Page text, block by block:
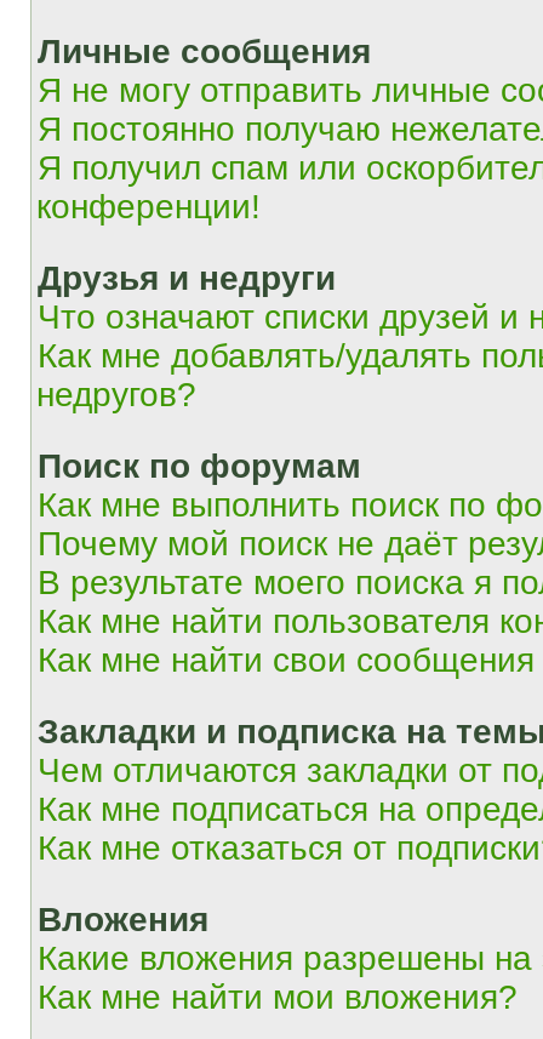
Личные сообщения
Я не могу отправить личные
Я постоянно получаю
Я получил спам или
конференции!
Друзья и недруги
Что означают списки друзей и
Как мне добавлять/удалять
недругов?
Поиск по форумам
Как мне выполнить поиск по
Почему мой поиск не даёт
В результате моего поиска я
Как мне найти пользователя
Как мне найти свои
Закладки и подписка на
Чем отличаются закладки от
Как мне подписаться на
Как мне отказаться от
Вложения
Какие вложения разрешены
Как мне найти мои вложения?